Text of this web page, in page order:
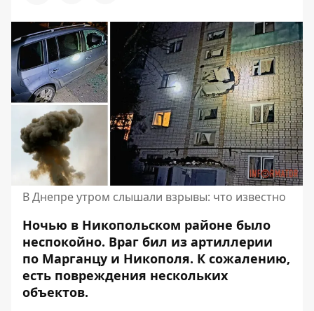
В Днепре утром слышали взрывы: что известно
Ночью в Никопольском районе было
неспокойно. Враг бил из артиллерии
по Марганцу и Никополя. К сожалению,
есть повреждения нескольких
объектов.